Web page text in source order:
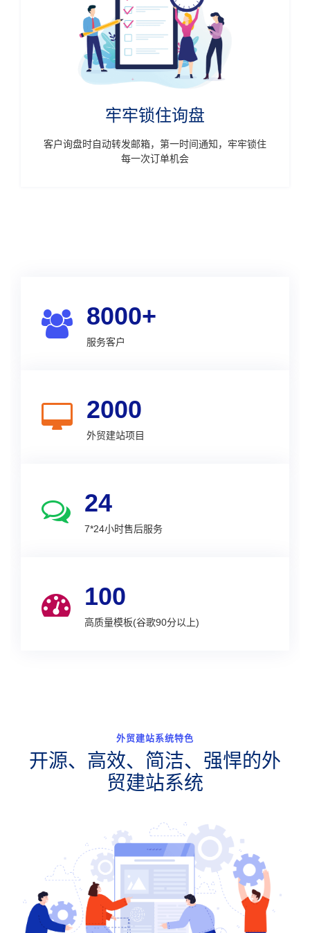
牢牢锁住询盘
客户询盘时自动转发邮箱，第一时间通知，牢牢锁住
每一次订单机会
8000+
服务客户
2000
外贸建站项目
24
7*24小时售后服务
100
高质量模板(谷歌90分以上)
外贸建站系统特色
开源、高效、简洁、强悍的外
贸建站系统